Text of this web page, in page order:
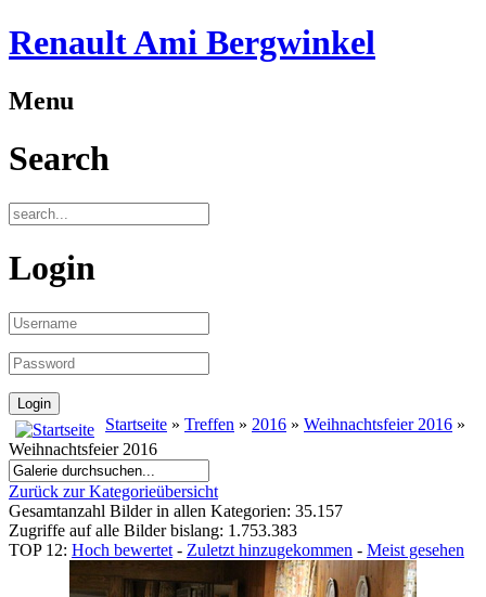
Renault Ami Bergwinkel
Menu
Search
Login
Startseite » Treffen » 2016 » Weihnachtsfeier 2016 »
Weihnachtsfeier 2016
Zurück zur Kategorieübersicht
Gesamtanzahl Bilder in allen Kategorien: 35.157
Zugriffe auf alle Bilder bislang: 1.753.383
TOP 12: Hoch bewertet - Zuletzt hinzugekommen - Meist gesehen